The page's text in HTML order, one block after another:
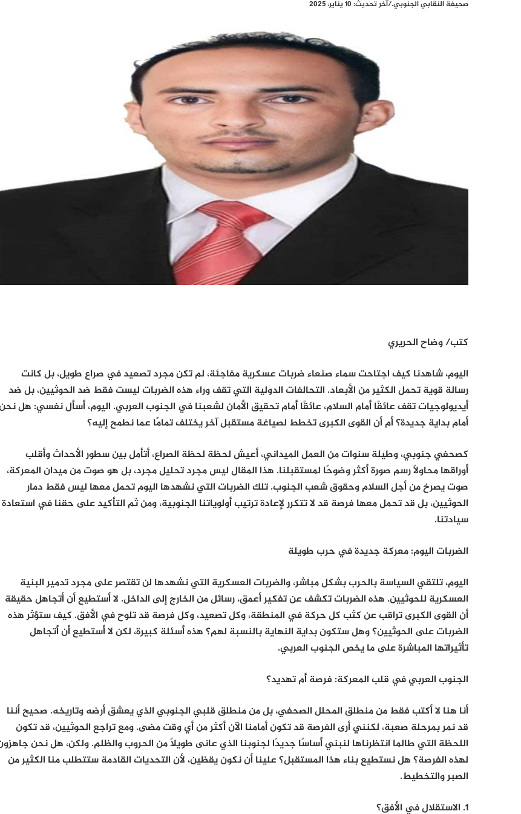
صحيفة النقابي الجنوبي./آخر تحديث: 10 يناير، 2025
كتب/ وضاح الحريري
اليوم، شاهدنا كيف اجتاحت سماء صنعاء ضربات عسكرية مفاجئة، لم تكن مجرد تصعيد في صراع طويل، بل كانت
رسالة قوية تحمل الكثير من الأبعاد. التحالفات الدولية التي تقف وراء هذه الضربات ليست فقط ضد الحوثيين، بل ضد
أيديولوجيات تقف عائقًا أمام السلام، عائقًا أمام تحقيق الأمان لشعبنا في الجنوب العربي. اليوم، أسأل نفسي: هل
أمام بداية جديدة؟ أم أن القوى الكبرى تخطط لصياغة مستقبل آخر يختلف تمامًا عما نطمح إليه؟
كصحفي جنوبي، وطيلة سنوات من العمل الميداني، أعيش لحظة لحظة الصراع، أتأمل بين سطور الأحداث وأقلب
أوراقها محاولًا رسم صورة أكثر وضوحًا لمستقبلنا. هذا المقال ليس مجرد تحليل مجرد، بل هو صوت من ميدان المعركة،
صوت يصرخ من أجل السلام وحقوق شعب الجنوب. تلك الضربات التي نشهدها اليوم تحمل معها ليس فقط دمار
الحوثيين، بل قد تحمل معها فرصة قد لا تتكرر لإعادة ترتيب أولوياتنا الجنوبية، ومن ثم التأكيد على حقنا في استعادة
سيادتنا.
الضربات اليوم: معركة جديدة في حرب طويلة
اليوم، تلتقي السياسة بالحرب بشكل مباشر، والضربات العسكرية التي نشهدها لن تقتصر على مجرد تدمير البنية
العسكرية للحوثيين. هذه الضربات تكشف عن تفكير أعمق، رسائل من الخارج إلى الداخل. لا أستطيع أن أتجاهل حقيقة
أن القوى الكبرى تراقب عن كثب كل حركة في المنطقة، وكل تصعيد، وكل فرصة قد تلوح في الأفق. كيف ستؤثر هذه
الضربات على الحوثيين؟ وهل ستكون بداية النهاية بالنسبة لهم؟ هذه أسئلة كبيرة، لكن لا أستطيع أن أتجاهل
تأثيراتها المباشرة على ما يخص الجنوب العربي.
الجنوب العربي في قلب المعركة: فرصة أم تهديد؟
أنا هنا لا أكتب فقط من منطلق المحلل الصحفي، بل من منطلق قلبي الجنوبي الذي يعشق أرضه وتاريخه. صحيح أننا
قد نمر بمرحلة صعبة، لكنني أرى الفرصة قد تكون أمامنا الآن أكثر من أي وقت مضى. ومع تراجع الحوثيين، قد تكون
اللحظة التي طالما انتظرناها لنبني أساسًا جديدًا لجنوبنا الذي عانى طويلاً من الحروب والظلم. ولكن، هل نحن
لهذه الفرصة؟ هل نستطيع بناء هذا المستقبل؟ علينا أن نكون يقظين، لأن التحديات القادمة ستتطلب منا الكثير من
الصبر والتخطيط.
1. الاستقلال في الأفق؟